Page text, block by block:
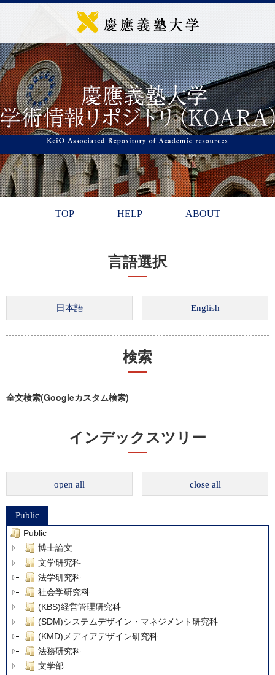
TOP HELP ABOUT
言語選択
検索
全文検索(Googleカスタム検索)
インデックスツリー
open all close all
Public
Public
博士論文
文学研究科
法学研究科
社会学研究科
(KBS)経営管理研究科
(SDM)システムデザイン・マネジメント研究科
(KMD)メディアデザイン研究科
法務研究科
文学部